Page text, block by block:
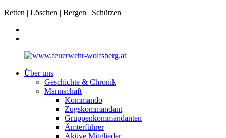
Retten | Löschen | Bergen | Schützen
Über uns
Geschichte & Chronik
Mannschaft
Kommando
Zugskommandant
Gruppenkommandanten
Ämterführer
Aktive Mitglieder